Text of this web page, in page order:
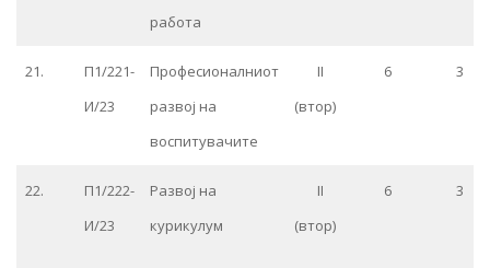
работа
21.
П1/221-
И/23
Професионалниот
развој на
воспитувачите
II
(втор)
6 3
22.
П1/222-
И/23
Развој на
курикулум
II
(втор)
6 3